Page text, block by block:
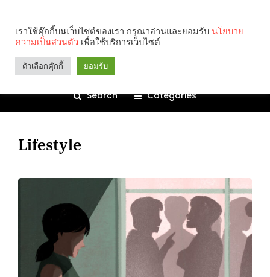
Search Categories
Lifestyle
เราใช้คุ๊กกี้บนเว็บไซต์ของเรา กรุณาอ่านและยอมรับ นโยบาย
ความเป็นส่วนตัว เพื่อใช้บริการเว็บไซต์
ตัวเลือกคุ๊กกี้ ยอมรับ